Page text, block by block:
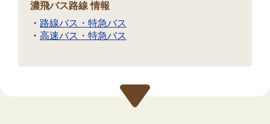
濃飛バス路線 情報
路線バス・特急バス
高速バス・特急バス